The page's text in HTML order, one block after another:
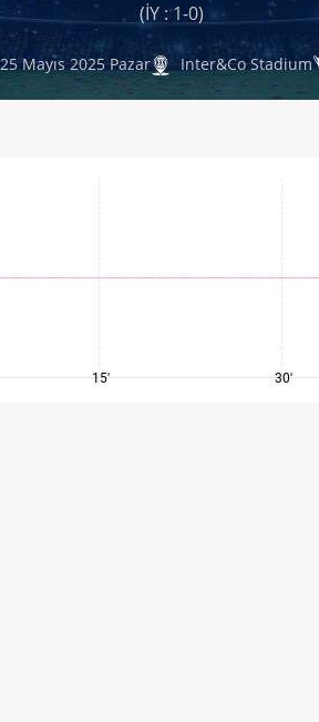
(İY : 1-0)
25 Mayıs 2025 Pazar Inter&Co Stadium
15' 30'